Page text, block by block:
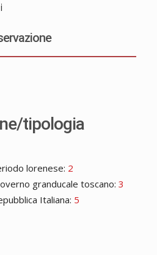
tipologia
lorenese: 2
granducale toscano: 3
Italiana: 5